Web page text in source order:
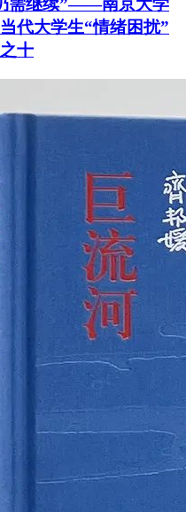
需继续”——南京大学
代大学生“情绪困扰”
十